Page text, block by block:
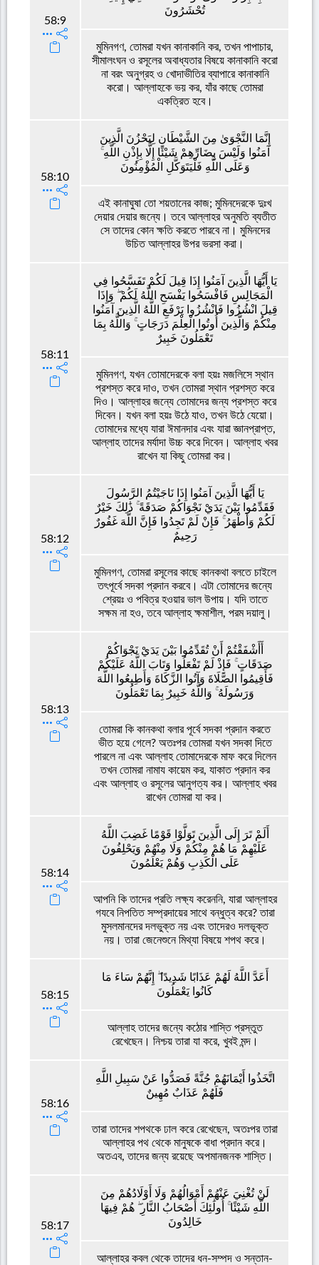
58:9
تُحْشَرُونَ
মুমিনগণ, তোমরা যখন কানাকানি কর, তখন পাপাচার,
সীমালংঘন ও রসূলের অবাধ্যতার বিষয়ে কানাকানি করো
না বরং অনুগ্রহ ও খোদাভীতির ব্যাপারে কানাকানি
করো। আল্লাহকে ভয় কর, যাঁর কাছে তোমরা
একত্রিত হবে।
58:10
إِنَّمَا النَّجْوَىٰ مِنَ الشَّيْطَانِ لِيَحْزُنَ الَّذِينَ
آمَنُوا وَلَيْسَ بِضَارِّهِمْ شَيْئًا إِلَّا بِإِذْنِ اللَّهِ ۚ
وَعَلَى اللَّهِ فَلْيَتَوَكَّلِ الْمُؤْمِنُونَ
এই কানাঘুষা তো শয়তানের কাজ; মুমিনদেরকে দুঃখ
দেয়ার দেয়ার জন্যে। তবে আল্লাহর অনুমতি ব্যতীত
সে তাদের কোন ক্ষতি করতে পারবে না। মুমিনদের
উচিত আল্লাহর উপর ভরসা করা।
58:11
يَا أَيُّهَا الَّذِينَ آمَنُوا إِذَا قِيلَ لَكُمْ تَفَسَّحُوا فِي
الْمَجَالِسِ فَافْسَحُوا يَفْسَحِ اللَّهُ لَكُمْ ۖ وَإِذَا
قِيلَ انْشُزُوا فَانْشُزُوا يَرْفَعِ اللَّهُ الَّذِينَ آمَنُوا
مِنْكُمْ وَالَّذِينَ أُوتُوا الْعِلْمَ دَرَجَاتٍ ۚ وَاللَّهُ بِمَا
تَعْمَلُونَ خَبِيرٌ
মুমিনগণ, যখন তোমাদেরকে বলা হয়ঃ মজলিসে স্থান
প্রশস্ত করে দাও, তখন তোমরা স্থান প্রশস্ত করে
দিও। আল্লাহর জন্যে তোমাদের জন্য প্রশস্ত করে
দিবেন। যখন বলা হয়ঃ উঠে যাও, তখন উঠে যেয়ো।
তোমাদের মধ্যে যারা ঈমানদার এবং যারা জ্ঞানপ্রাপ্ত,
আল্লাহ তাদের মর্যাদা উচ্চ করে দিবেন। আল্লাহ খবর
রাখেন যা কিছু তোমরা কর।
58:12
يَا أَيُّهَا الَّذِينَ آمَنُوا إِذَا نَاجَيْتُمُ الرَّسُولَ
فَقَدِّمُوا بَيْنَ يَدَيْ نَجْوَاكُمْ صَدَقَةً ۚ ذَٰلِكَ خَيْرٌ
لَكُمْ وَأَطْهَرُ ۚ فَإِنْ لَمْ تَجِدُوا فَإِنَّ اللَّهَ غَفُورٌ
رَحِيمٌ
মুমিনগণ, তোমরা রসূলের কাছে কানকথা বলতে চাইলে
তৎপূর্বে সদকা প্রদান করবে। এটা তোমাদের জন্যে
শ্রেয়ঃ ও পবিত্র হওয়ার ভাল উপায়। যদি তাতে
সক্ষম না হও, তবে আল্লাহ ক্ষমাশীল, পরম দয়ালু।
58:13
أَأَشْفَقْتُمْ أَنْ تُقَدِّمُوا بَيْنَ يَدَيْ نَجْوَاكُمْ
صَدَقَاتٍ ۚ فَإِذْ لَمْ تَفْعَلُوا وَتَابَ اللَّهُ عَلَيْكُمْ
فَأَقِيمُوا الصَّلَاةَ وَآتُوا الزَّكَاةَ وَأَطِيعُوا اللَّهَ
وَرَسُولَهُ ۚ وَاللَّهُ خَبِيرٌ بِمَا تَعْمَلُونَ
তোমরা কি কানকথা বলার পূর্বে সদকা প্রদান করতে
ভীত হয়ে গেলে? অতঃপর তোমরা যখন সদকা দিতে
পারলে না এবং আল্লাহ তোমাদেরকে মাফ করে দিলেন
তখন তোমরা নামায কায়েম কর, যাকাত প্রদান কর
এবং আল্লাহ ও রসূলের আনুগত্য কর। আল্লাহ খবর
রাখেন তোমরা যা কর।
58:14
أَلَمْ تَرَ إِلَى الَّذِينَ تَوَلَّوْا قَوْمًا غَضِبَ اللَّهُ
عَلَيْهِمْ مَا هُمْ مِنْكُمْ وَلَا مِنْهُمْ وَيَحْلِفُونَ
عَلَى الْكَذِبِ وَهُمْ يَعْلَمُونَ
আপনি কি তাদের প্রতি লক্ষ্য করেননি, যারা আল্লাহর
গযবে নিপতিত সম্প্রদায়ের সাথে বন্ধুত্ব করে? তারা
মুসলমানদের দলভুক্ত নয় এবং তাদেরও দলভূক্ত
নয়। তারা জেনেশুনে মিথ্যা বিষয়ে শপথ করে।
58:15
أَعَدَّ اللَّهُ لَهُمْ عَذَابًا شَدِيدًا ۖ إِنَّهُمْ سَاءَ مَا
كَانُوا يَعْمَلُونَ
আল্লাহ তাদের জন্যে কঠোর শাস্তি প্রস্তুত
রেখেছেন। নিশ্চয় তারা যা করে, খুবই মন্দ।
58:16
اتَّخَذُوا أَيْمَانَهُمْ جُنَّةً فَصَدُّوا عَنْ سَبِيلِ اللَّهِ
فَلَهُمْ عَذَابٌ مُهِينٌ
তারা তাদের শপথকে ঢাল করে রেখেছেন, অতঃপর তারা
আল্লাহর পথ থেকে মানুষকে বাধা প্রদান করে।
অতএব, তাদের জন্য রয়েছে অপমানজনক শাস্তি।
58:17
لَنْ تُغْنِيَ عَنْهُمْ أَمْوَالُهُمْ وَلَا أَوْلَادُهُمْ مِنَ
اللَّهِ شَيْئًا ۚ أُولَٰئِكَ أَصْحَابُ النَّارِ ۖ هُمْ فِيهَا
خَالِدُونَ
আল্লাহর কবল থেকে তাদের ধন-সম্পদ ও সন্তান-